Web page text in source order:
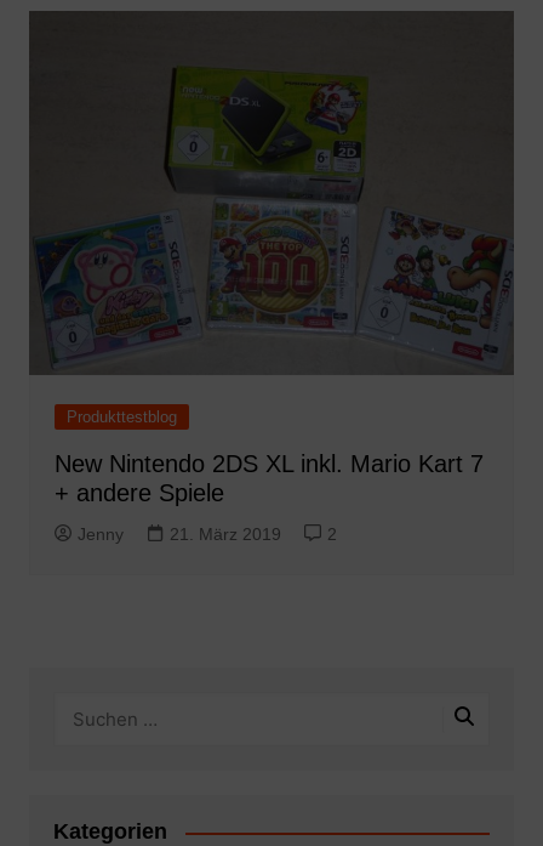
Produkttestblog
New Nintendo 2DS XL inkl. Mario Kart 7
+ andere Spiele
Jenny 21. März 2019 2
Kategorien